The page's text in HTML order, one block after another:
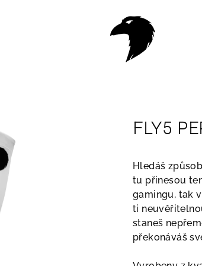
FLY5
Hledáš
tu přinesou
gamingu, tak
ti
staneš
překonáváš